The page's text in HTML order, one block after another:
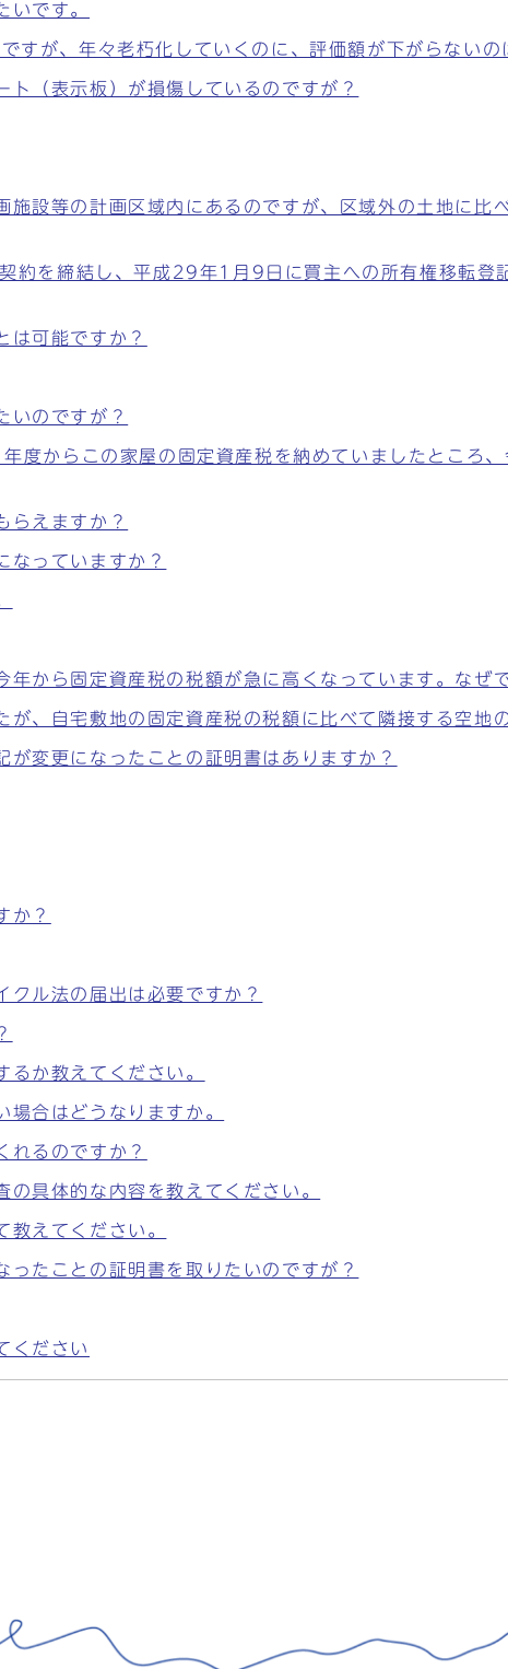
いです。
すが、年々老朽化していくのに、評価額が下がらないの
（表示板）が損傷しているのですが？
設等の計画区域内にあるのですが、区域外の土地に比
を締結し、平成29年1月9日に買主への所有権移転登
は可能ですか？
いのですが？
度からこの家屋の固定資産税を納めていましたところ
らえますか？
なっていますか？
から固定資産税の税額が急に高くなっています。なぜ
、自宅敷地の固定資産税の税額に比べて隣接する空地
変更になったことの証明書はありますか？
か？
クル法の届出は必要ですか？
か教えてください。
場合はどうなりますか。
れるのですか？
具体的な内容を教えてください。
教えてください。
たことの証明書を取りたいのですが？
ください